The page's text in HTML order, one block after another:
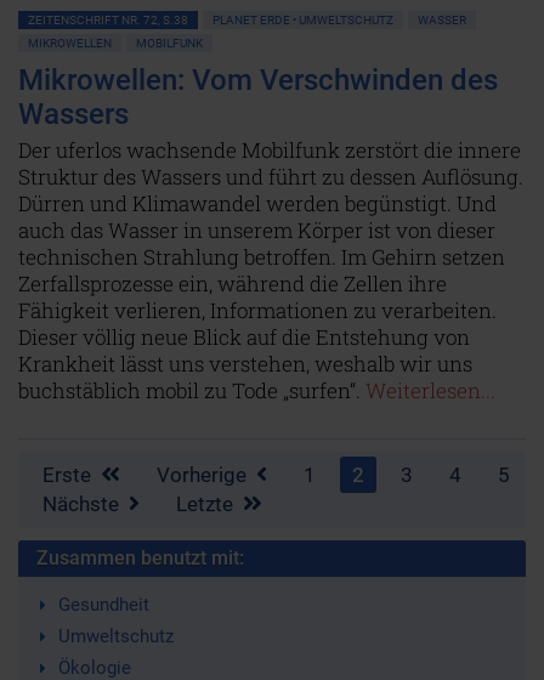
ZEITENSCHRIFT NR. 72, S.38 PLANET ERDE • UMWELTSCHUTZ
WASSER
MIKROWELLEN
MOBILFUNK
Mikrowellen: Vom Verschwinden des
Wassers
Der uferlos wachsende Mobilfunk zerstört die innere
Struktur des Wassers und führt zu dessen Auflösung.
Dürren und Klimawandel werden begünstigt. Und
auch das Wasser in unserem Körper ist von dieser
technischen Strahlung betroffen. Im Gehirn setzen
Zerfallsprozesse ein, während die Zellen ihre
Fähigkeit verlieren, Informationen zu verarbeiten.
Dieser völlig neue Blick auf die Entstehung von
Krankheit lässt uns verstehen, weshalb wir uns
buchstäblich mobil zu Tode „surfen“. Weiterlesen...
Erste Vorherige 1 2 3 4
5
Nächste
Letzte
Zusammen benutzt mit:
Gesundheit
Umweltschutz
Ökologie